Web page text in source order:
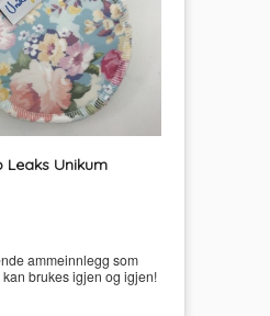
Leaks Unikum
ammeinnlegg som
brukes igjen og igjen!